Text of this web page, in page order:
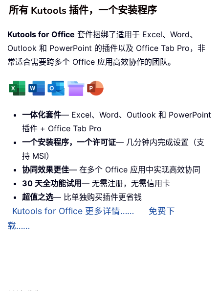
所有 Kutools 插件，一个安装程序
Kutools for Office 套件捆绑了适用于 Excel、Word、
Outlook 和 PowerPoint 的插件以及 Office Tab Pro，非
常适合需要跨多个 Office 应用高效协作的团队。
一体化套件— Excel、Word、Outlook 和 PowerPoint
插件 + Office Tab Pro
一个安装程序，一个许可证— 几分钟内完成设置（支
持 MSI）
协同效果更佳— 在多个 Office 应用中实现高效协同
30 天全功能试用— 无需注册，无需信用卡
超值之选— 比单独购买插件更省钱
Kutools for Office 更多详情……
免费下
载……